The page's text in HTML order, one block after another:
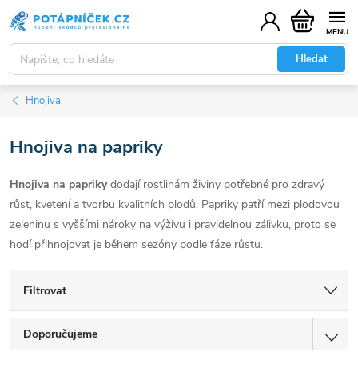
Přejít
na
obsah
Hledat
Nákupní
košík
Hnojiva
Hnojiva na papriky
Hnojiva na paprikydodají rostlinám živiny potřebné pro zdravý
růst, kvetení a tvorbu kvalitních plodů. Papriky patří mezi plodovou
zeleninu s vyššími nároky na výživu i pravidelnou zálivku, proto se
hodí přihnojovat je během sezóny podle fáze růstu.
Filtrovat
a
Doporučujeme